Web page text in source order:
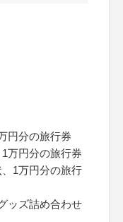
円分の旅行券
万円分の旅行券
1万円分の旅行
ッズ詰め合わせ